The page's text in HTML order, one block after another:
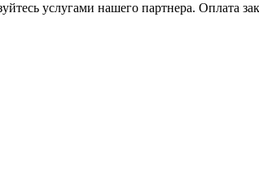
услугами нашего партнера. Оплата